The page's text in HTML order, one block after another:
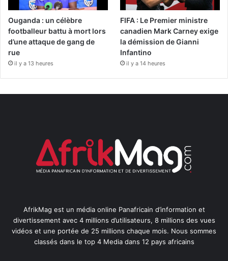
Ouganda : un célèbre
footballeur battu à mort lors
d’une attaque de gang de
rue
il y a 13 heures
FIFA : Le Premier ministre
canadien Mark Carney exige
la démission de Gianni
Infantino
il y a 14 heures
AfrikMag est un média online Panafricain d’information et
divertissement avec 4 millions d’utilisateurs, 8 millions des vues
vidéos et une portée de 25 millions chaque mois. Nous sommes
classés dans le top 4 Media dans 12 pays africains